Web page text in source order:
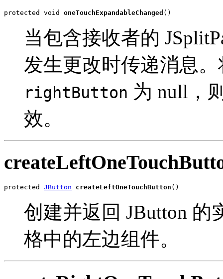
protected void oneTouchExpandableChanged ()
当包含接收者的
发生更改时传递消息
rightButton 为 null，
效。
protected JButton createLeftOneTouchButton ()
创建并返回 JButton
格中的左边组件。